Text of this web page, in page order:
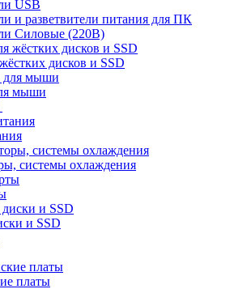
USB
и разветвители питания для ПК
Силовые (220В)
дисков и SSD
мыши
системы охлаждения
и SSD
платы